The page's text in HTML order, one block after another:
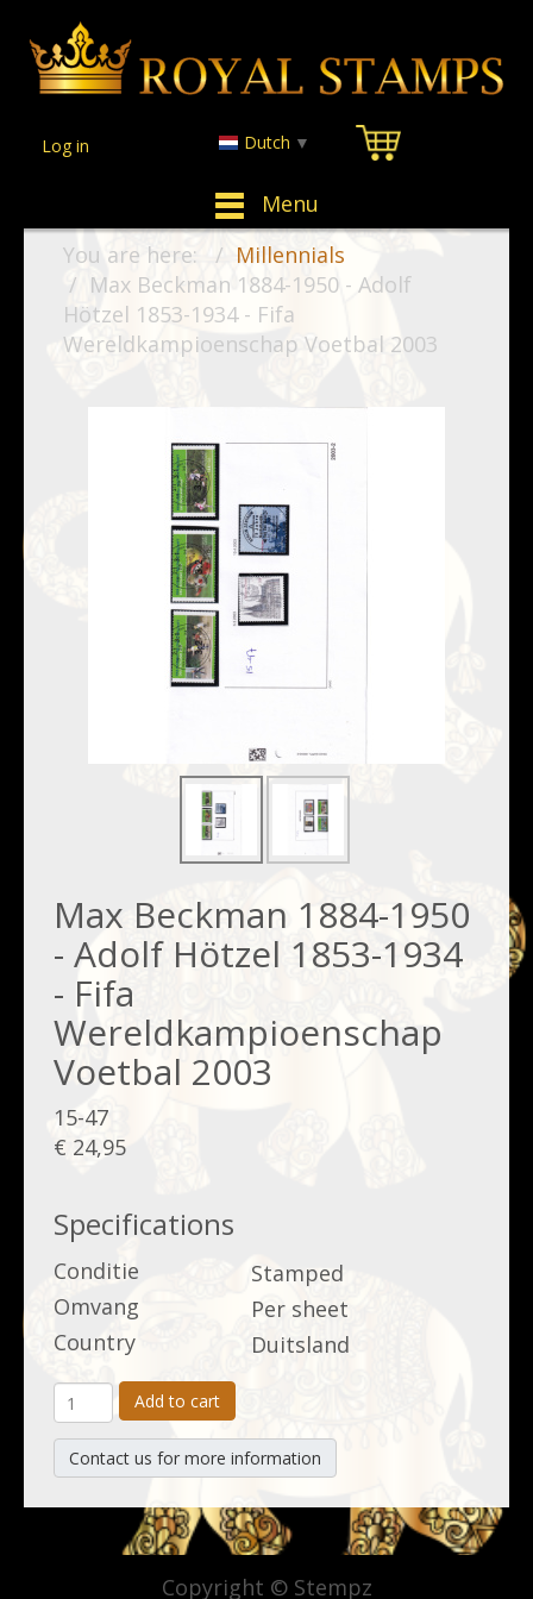
Menu
Log in Dutch ▼
You are here:
Millennials
Max Beckman 1884-1950 - Adolf
Hötzel 1853-1934 - Fifa
Wereldkampioenschap Voetbal 2003
Max Beckman 1884-1950
- Adolf Hötzel 1853-1934
- Fifa
Wereldkampioenschap
Voetbal 2003
15-47
€ 24,95
Specifications
Conditie
Stamped
Omvang
Per sheet
Country
Duitsland
Add to cart
Contact us for more information
Copyright © Stempz